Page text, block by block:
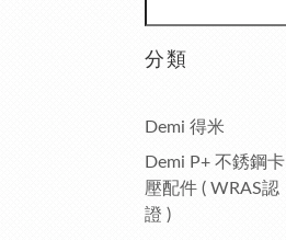
分類
Demi 得米
Demi P+ 不銹鋼卡
壓配件 ( WRAS認
證 )